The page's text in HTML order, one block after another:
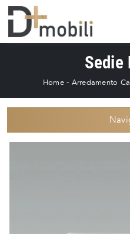
Sedie
Home- Arredamento